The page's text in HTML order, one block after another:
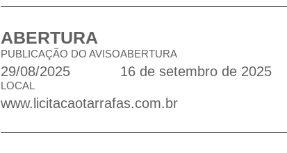
ABERTURA
PUBLICAÇÃO DO AVISO
29/08/2025
ABERTURA
16 de setembro de 2025
LOCAL
www.licitacaotarrafas.com.br